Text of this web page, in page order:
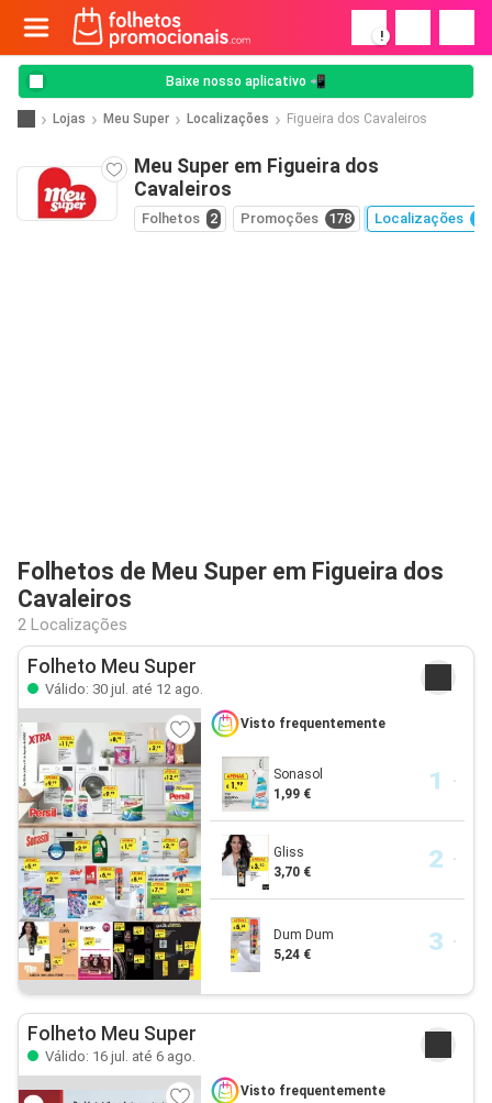
!
Baixe nosso aplicativo 📲
Lojas Meu Super Localizações Figueira dos Cavaleiros
Meu Super em Figueira dos
Cavaleiros
Folhetos 2 Promoções 178 Localizações
Folhetos de Meu Super em Figueira dos
Cavaleiros
2 Localizações
Folheto Meu Super
Válido: 30 jul. até 12 ago.
Visto frequentemente
Sonasol
1,99 €
Gliss
3,70 €
Dum Dum
5,24 €
Folheto Meu Super
Válido: 16 jul. até 6 ago.
Visto frequentemente